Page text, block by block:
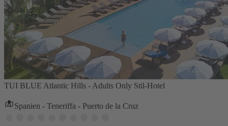
TUI BLUE Atlantic Hills - Adults Only Stil-Hotel
Spanien - Teneriffa - Puerto de la Cruz